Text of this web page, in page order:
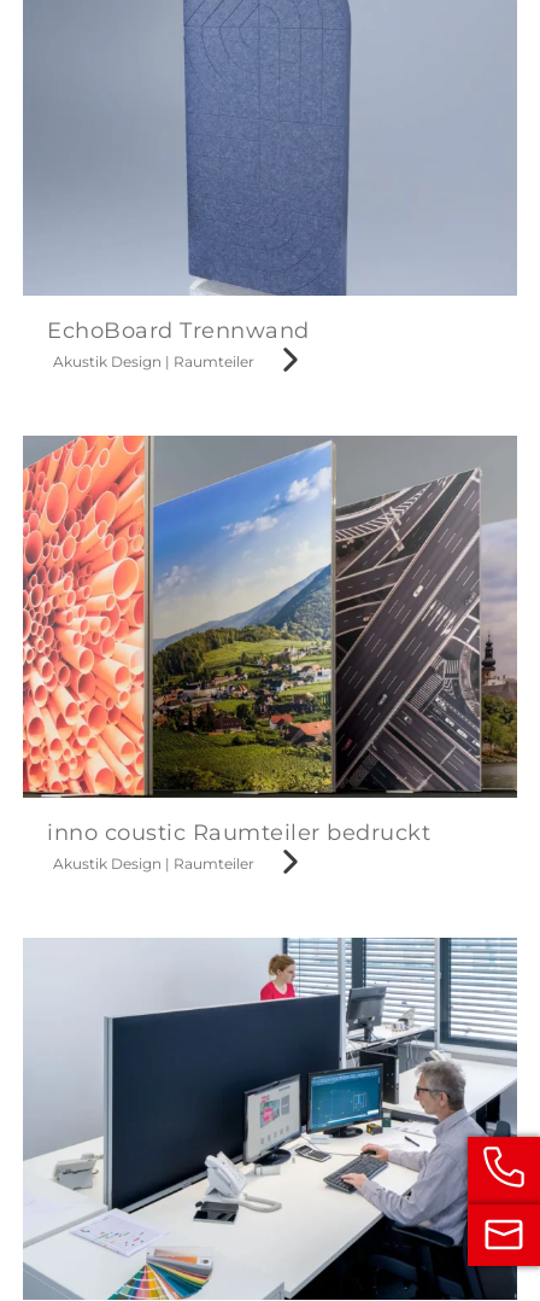
EchoBoard Trennwand
Akustik Design | Raumteiler
inno coustic Raumteiler bedruckt
Akustik Design | Raumteiler